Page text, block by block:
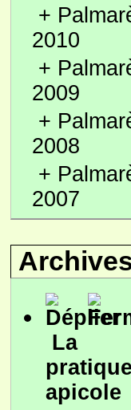
+
2010
+
2009
+
2008
+
2007
La
pratique
apicole